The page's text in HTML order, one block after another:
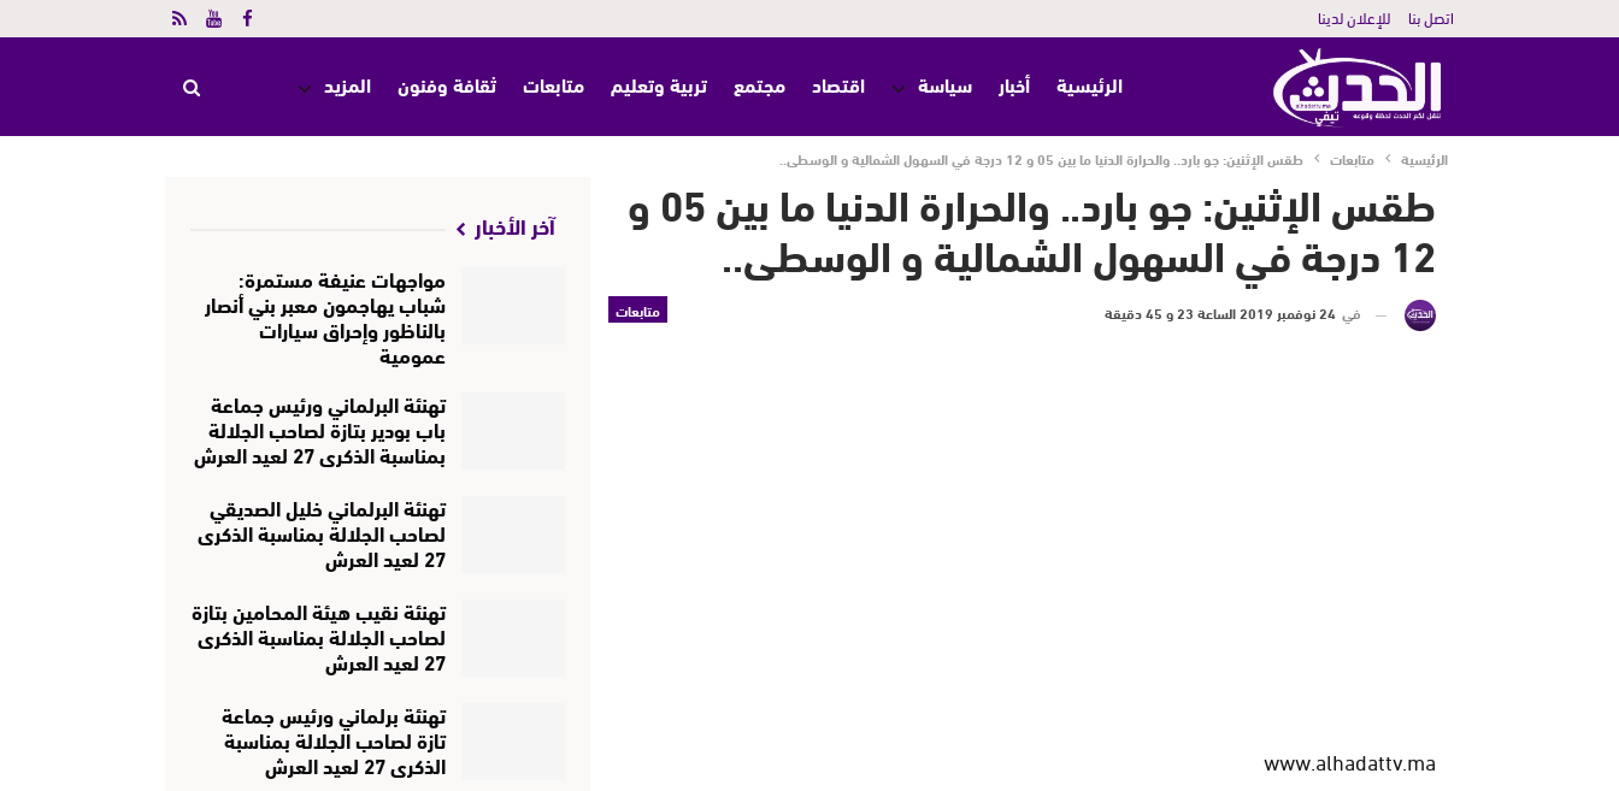
اتصل بنا للإعلان لدينا
الرئيسية أخبار سياسة اقتصاد مجتمع تربية وتعليم متابعات ثقافة وفنون المزيد
الرئيسية متابعات طقس الإثنين: جو بارد.. والحرارة الدنيا ما بين 05 و 12 درجة في السهول الشمالية و الوسطى..
طقس الإثنين: جو بارد.. والحرارة الدنيا ما بين 05 و
12 درجة في السهول الشمالية و الوسطى..
متابعات في 24 نوفمبر 2019 الساعة 23 و 45 دقيقة
www.alhadattv.ma
آخر الأخبار
مواجهات عنيفة مستمرة:
شباب يهاجمون معبر بني أنصار
بالناظور وإحراق سيارات
عمومية
تهنئة البرلماني ورئيس جماعة
باب بودير بتازة لصاحب الجلالة
بمناسبة الذكرى 27 لعيد العرش
تهنئة البرلماني خليل الصديقي
لصاحب الجلالة بمناسبة الذكرى
27 لعيد العرش
تهنئة نقيب هيئة المحامين بتازة
لصاحب الجلالة بمناسبة الذكرى
27 لعيد العرش
تهنئة برلماني ورئيس جماعة
تازة لصاحب الجلالة بمناسبة
الذكرى 27 لعيد العرش